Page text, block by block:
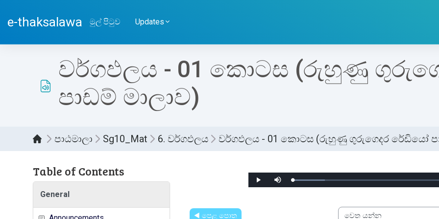
e-thaksalawa මුල් පිටුව Updates
වර්ගඵලය - 01 කොටස (රුහුණු
පාඩම් මාලාව)
පාඨමාලා Sg10_Mat 6. වර්ගඵලය වර්ගඵලය - 01 කොටස (රුහුණු ගුරුගෙදර රේඩියෝ
Table of Contents
General
Play Mute Loaded:
14.70%
◀︎ පෙළ පොත